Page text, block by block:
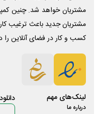
مشتریان خواهد شد. چنین
مشتریان جدید باعث ترغیب
کسب و کار در فضای آنلاین
لینک‌های مهم
درباره ما